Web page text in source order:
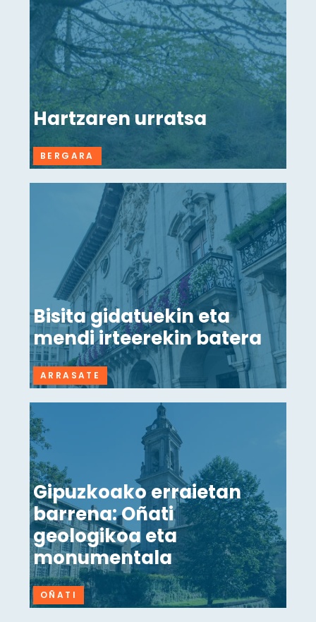
Hartzaren urratsa
BERGARA
Bisita gidatuekin eta
mendi irteerekin batera
ARRASATE
Gipuzkoako erraietan
barrena: Oñati
geologikoa eta
monumentala
OÑATI